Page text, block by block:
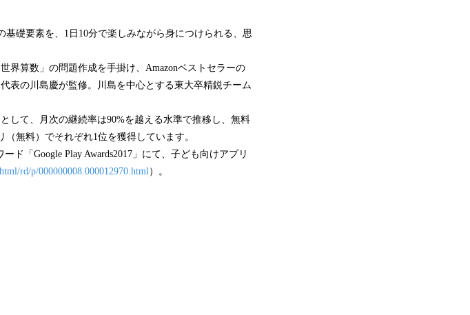
礎要素を、1日10分で楽しみながら身につけられる、思
界算数」の問題作成を手掛け、Amazonベストセラーの
表の川島慶が監修。川島を中心とする東大卒精鋭チーム
して、月次の継続率は90%を越える水準で推移し、無料
無料）でそれぞれ1位を獲得しています。
ド「Google Play Awards2017」にて、子ども向けアプリ
rd/p/000000008.000012970.html）。